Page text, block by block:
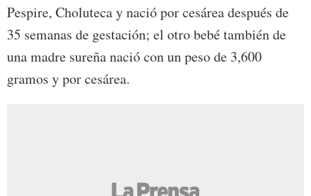
Pespire, Choluteca y nació por cesárea después de
35 semanas de gestación; el otro bebé también de
una madre sureña nació con un peso de 3,600
gramos y por cesárea.